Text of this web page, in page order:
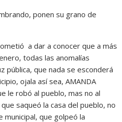
ponen su grano de
a dar a conocer que a más
todas las anomalías
pública, que nada se esconderá
ojala así sea, AMANDA
le robó al pueblo, mas no al
saqueó la casa del pueblo, no
municipal, que golpeó la